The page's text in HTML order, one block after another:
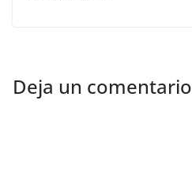
Deja un comentario